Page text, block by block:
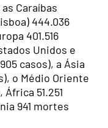
Caraíbas
444.036
401.516
Unidos e
casos), a Ásia
o Médio Oriente
51.251
941 mortes